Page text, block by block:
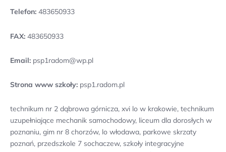
Telefon: 483650933
FAX: 483650933
Email: psp1radom@wp.pl
Strona www szkoły: psp1.radom.pl
technikum nr 2 dąbrowa górnicza, xvi lo w krakowie, technikum
uzupełniające mechanik samochodowy, liceum dla dorosłych w
poznaniu, gim nr 8 chorzów, lo włodawa, parkowe skrzaty
poznań, przedszkole 7 sochaczew, szkoły integracyjne